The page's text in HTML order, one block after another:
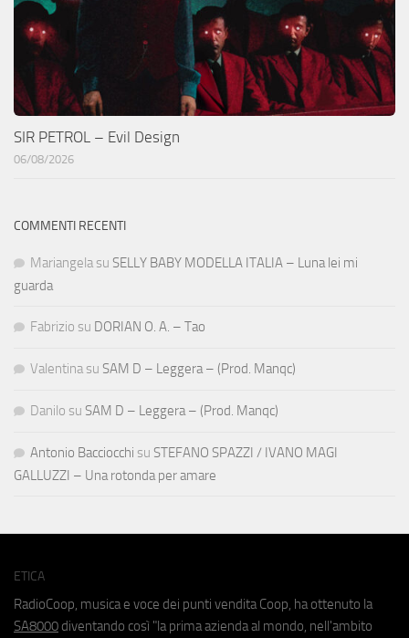
SIR PETROL – Evil Design
06/08/2026
COMMENTI RECENTI
Mariangela su SELLY BABY MODELLA ITALIA – Luna lei mi
guarda
Fabrizio su DORIAN O. A. – Tao
Valentina su SAM D – Leggera – (Prod. Manqc)
Danilo su SAM D – Leggera – (Prod. Manqc)
Antonio Bacciocchi su STEFANO SPAZZI / IVANO MAGI
GALLUZZI – Una rotonda per amare
ETICA
RadioCoop, musica e voce dei punti vendita Coop, ha ottenuto la
SA8000 diventando così "la prima azienda al mondo, nell'ambito